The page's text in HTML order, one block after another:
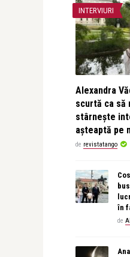
INTERVIURI
Alexandra
scurtă ca
stârnește
așteaptă pe
de revistatango
în
de